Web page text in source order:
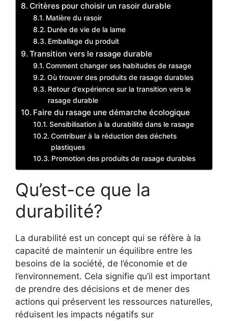
Critères pour choisir un rasoir durable
Matière du rasoir
Durée de vie de la lame
Emballage du produit
Transition vers le rasage durable
Comment changer ses habitudes de rasage
Où trouver des produits de rasage durables
Retour d’expérience sur la transition vers le
rasage durable
Faire du rasage une démarche écologique
Sensibilisation à la durabilité dans le rasage
Contribuer à la réduction des déchets
plastiques
Promotion des produits de rasage durables
Qu’est-ce que la
durabilité?
La durabilité est un concept qui se réfère à la
capacité de maintenir un équilibre entre les
besoins de la société, de l’économie et de
l’environnement. Cela signifie qu’il est important
de prendre des décisions et de mener des
actions qui préservent les ressources naturelles,
réduisent les impacts négatifs sur